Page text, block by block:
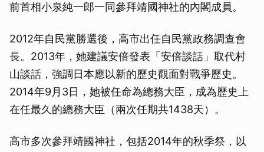
前首相小泉純一郎一同參拜靖國神社的內閣成員。
2012年自民黨勝選後，高市出任自民黨政務調查會
長。2013年，她建議安倍發表「安倍談話」取代村
山談話，強調日本應以新的歷史觀面對戰爭歷史。
2014年9月3日，她被任命為總務大臣，成為歷史上
在任最久的總務大臣（兩次任期共1438天）。
高市多次參拜靖國神社，包括2014年的秋季祭，以